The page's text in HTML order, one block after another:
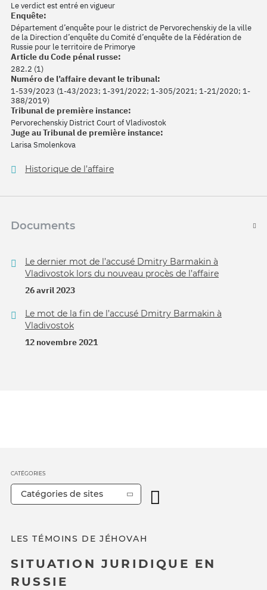
Le verdict est entré en vigueur
Enquête:
Département d’enquête pour le district de Pervorechenskiy de la ville
de la Direction d’enquête du Comité d’enquête de la Fédération de
Russie pour le territoire de Primorye
Article du Code pénal russe:
282.2 (1)
Numéro de l’affaire devant le tribunal:
1-539/2023 (1-43/2023; 1-391/2022; 1-305/2021; 1-21/2020; 1-
388/2019)
Tribunal de première instance:
Pervorechenskiy District Court of Vladivostok
Juge au Tribunal de première instance:
Larisa Smolenkova
Historique de l’affaire
Documents
Le dernier mot de l’accusé Dmitry Barmakin à
Vladivostok lors du nouveau procès de l’affaire
26 avril 2023
Le mot de la fin de l’accusé Dmitry Barmakin à
Vladivostok
12 novembre 2021
LES TÉMOINS DE JÉHOVAH
SITUATION JURIDIQUE EN
RUSSIE
CATÉGORIES
Catégories de sites